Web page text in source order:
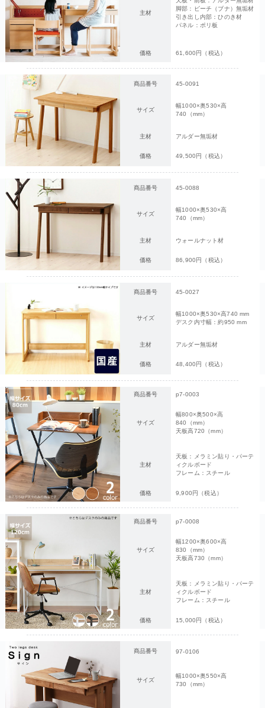
主材
脚部：ビーチ（ブナ）無垢材
引き出し内部：ひのき材
パネル：ポリ板
価格 61,600円（税込）
商品番号 45-0091
サイズ
幅1000×奥530×高
740（mm）
主材 アルダー無垢材
価格 49,500円（税込）
商品番号 45-0088
サイズ
幅1000×奥530×高
740（mm）
主材 ウォールナット材
価格 86,900円（税込）
商品番号 45-0027
サイズ
幅1000×奥530×高740 mm
デスク内寸幅：約950 mm
主材 アルダー無垢材
価格 48,400円（税込）
商品番号 p7-0003
サイズ
幅800×奥500×高
840（mm）
天板高720（mm）
主材
天板：メラミン貼り・パーテ
ィクルボード
フレーム：スチール
価格 9,900円（税込）
商品番号 p7-0008
サイズ
幅1200×奥600×高
830（mm）
天板高730（mm）
主材
天板：メラミン貼り・パーテ
ィクルボード
フレーム：スチール
価格 15,000円（税込）
商品番号 97-0106
サイズ
幅1000×奥550×高
730（mm）